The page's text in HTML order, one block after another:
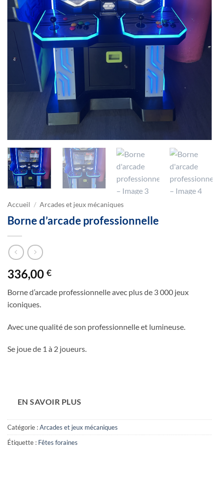
Accueil / Arcades et jeux mécaniques
Borne d’arcade professionnelle
336,00 €
Borne d’arcade professionnelle avec plus de 3 000 jeux
iconiques.
Avec une qualité de son professionnelle et lumineuse.
Se joue de 1 à 2 joueurs.
EN SAVOIR PLUS
Catégorie :Arcades et jeux mécaniques
Étiquette : Fêtes foraines